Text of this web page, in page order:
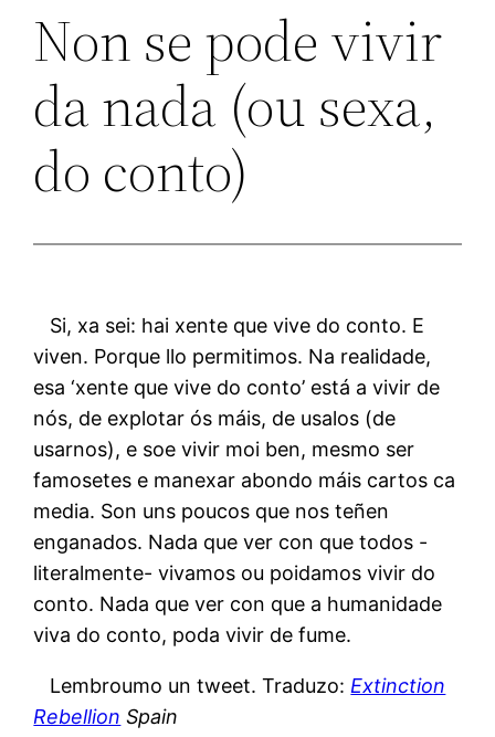
Non se pode vivir
da nada (ou sexa,
do conto)
Si, xa sei: hai xente que vive do conto. E
viven. Porque llo permitimos. Na realidade,
esa ‘xente que vive do conto’ está a vivir de
nós, de explotar ós máis, de usalos (de
usarnos), e soe vivir moi ben, mesmo ser
famosetes e manexar abondo máis cartos ca
media. Son uns poucos que nos teñen
enganados. Nada que ver con que todos -
literalmente- vivamos ou poidamos vivir do
conto. Nada que ver con que a humanidade
viva do conto, poda vivir de fume.
Lembroumo un tweet. Traduzo: Extinction
Rebellion Spain